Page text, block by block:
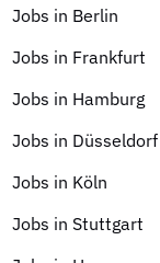
Jobs in Berlin
Jobs in Frankfurt
Jobs in Hamburg
Jobs in Düsseldorf
Jobs in Köln
Jobs in Stuttgart